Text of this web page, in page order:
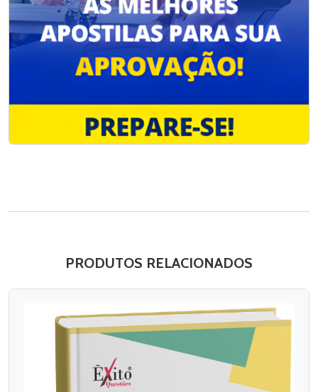
PRODUTOS RELACIONADOS